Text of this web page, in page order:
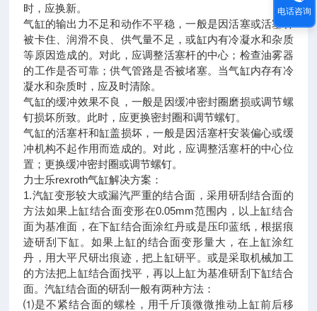
时，应换新。
气缸的输出力不足和动作不平稳，一般是因活塞或活塞杆
被卡住、润滑不良、供气量不足，或缸内有冷凝水和杂质
等原因造成的。对此，应调整活塞杆的中心；检查油雾器
的工作是否可靠；供气管路是否被堵塞。当气缸内存有冷
凝水和杂质时，应及时清除。
气缸的缓冲效果不良，一般是因缓冲密封圈磨损或调节螺
钉损坏所致。此时，应更换密封圈和调节螺钉。
气缸的活塞杆和缸盖损坏，一般是因活塞杆安装偏心或缓
冲机构不起作用而造成的。对此，应调整活塞杆的中心位
置；更换缓冲密封圈或调节螺钉。
力士乐rexroth气缸解决方案：
1.汽缸变形较大或漏汽严重的结合面，采用研刮结合面的
方法如果上缸结合面变形在0.05mm范围内，以上缸结合
面为基准面，在下缸结合面涂红丹或是压印蓝纸，根据痕
迹研刮下缸。如果上缸的结合面变形量大，在上缸涂红
丹，用大平尺研出痕迹，把上缸研平。或是采取机械加工
的方法把上缸结合面找平，再以上缸为基准研刮下缸结合
面。汽缸结合面的研刮一般有两种方法：
⑴是不紧结合面的螺栓，用千斤顶微微推动上缸前后移
电话咨询